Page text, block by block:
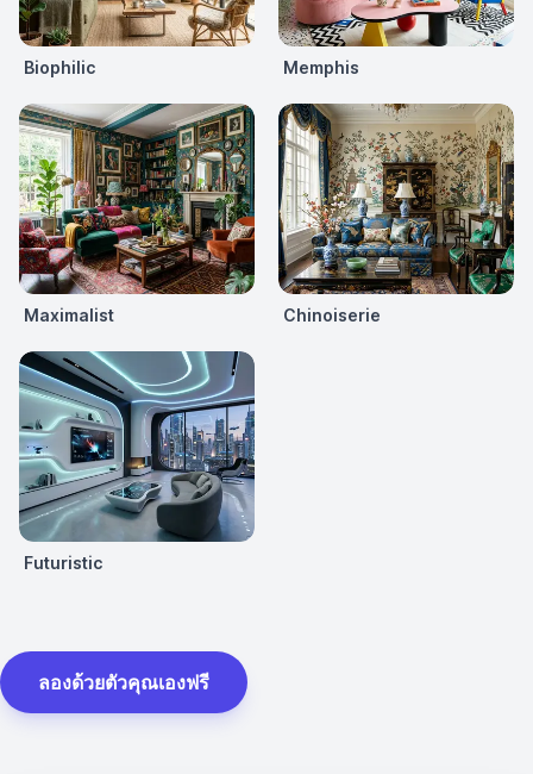
Biophilic Memphis
Maximalist Chinoiserie
Futuristic
ลองด้วยตัวคุณเองฟรี